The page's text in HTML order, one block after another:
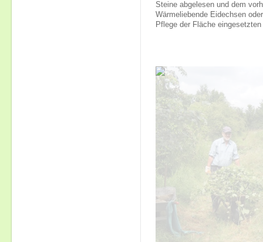
Steine abgelesen und dem
Wärmeliebende Eidechsen
Pflege der Fläche